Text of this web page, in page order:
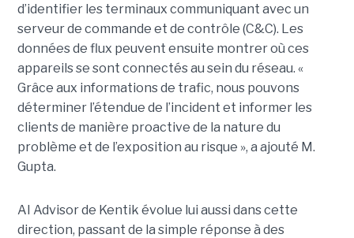
d’identifier les terminaux communiquant avec un
serveur de commande et de contrôle (C&C). Les
données de flux peuvent ensuite montrer où ces
appareils se sont connectés au sein du réseau. «
Grâce aux informations de trafic, nous pouvons
déterminer l’étendue de l’incident et informer les
clients de manière proactive de la nature du
problème et de l’exposition au risque », a ajouté M.
Gupta.
AI Advisor de Kentik évolue lui aussi dans cette
direction, passant de la simple réponse à des